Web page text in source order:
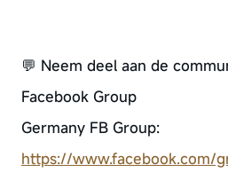
💬 Neem deel aan de
Facebook Group
Germany FB Group:
https://www.facebook.com/